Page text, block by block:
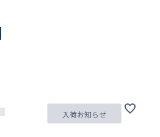
入荷お知らせ